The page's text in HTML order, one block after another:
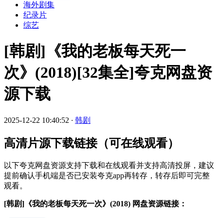
海外剧集
纪录片
综艺
[韩剧]《我的老板每天死一
次》(2018)[32集全]夸克网盘资
源下载
2025-12-22 10:40:52 · 韩剧
高清片源下载链接（可在线观看）
以下夸克网盘资源支持下载和在线观看并支持高清投屏，建议
提前确认手机端是否已安装夸克app再转存，转存后即可完整
观看。
[韩剧]《我的老板每天死一次》(2018) 网盘资源链接：